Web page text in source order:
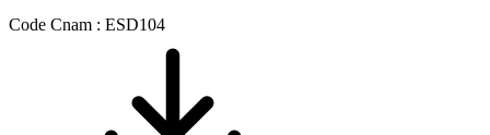
Code Cnam : ESD104